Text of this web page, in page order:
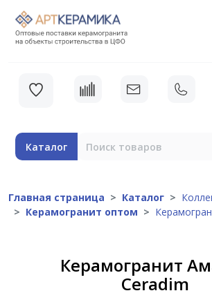
Каталог
Главная страница Каталог
Керамогранит оптом
Керамогранит
Ceradim